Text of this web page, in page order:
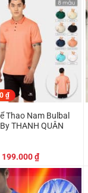
₫
Thao Nam Bulbal
THANH QUÂN
Giá
là:
249.000 ₫.
199.000₫Giá
hiện
tại
là:
199.000 ₫.